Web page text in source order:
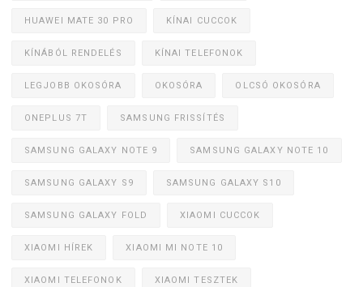
HUAWEI MATE 30 PRO KÍNAI CUCCOK
KÍNÁBÓL RENDELÉS KÍNAI TELEFONOK
LEGJOBB OKOSÓRA OKOSÓRA OLCSÓ OKOSÓRA
ONEPLUS 7T SAMSUNG FRISSÍTÉS
SAMSUNG GALAXY NOTE 9 SAMSUNG GALAXY NOTE 10
SAMSUNG GALAXY S9 SAMSUNG GALAXY S10
SAMSUNG GALAXY FOLD XIAOMI CUCCOK
XIAOMI HÍREK XIAOMI MI NOTE 10
XIAOMI TELEFONOK XIAOMI TESZTEK